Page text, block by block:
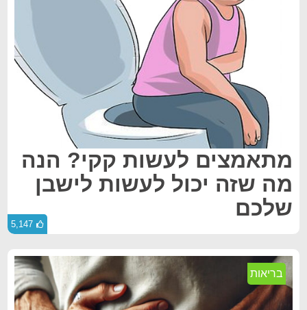
מתאמצים לעשות קקי? הנה
מה שזה יכול לעשות לישבן
שלכם
5,147
בריאות